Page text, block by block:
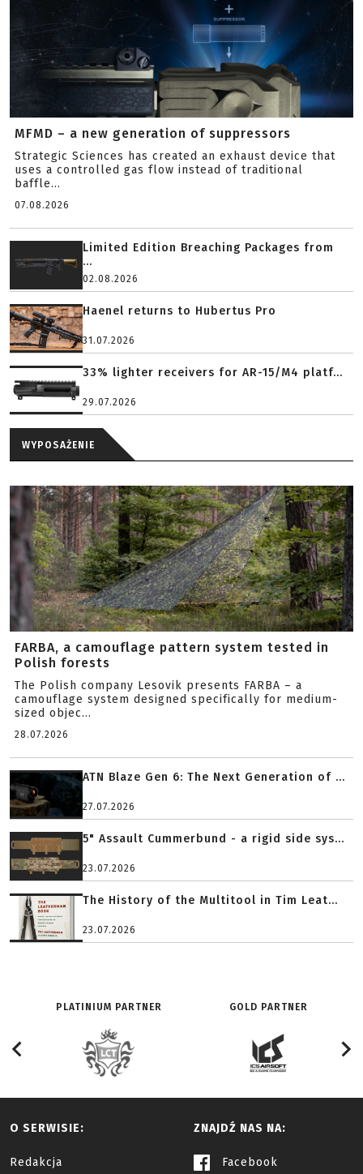
MFMD – a new generation of suppressors
Strategic Sciences has created an exhaust device that
uses a controlled gas flow instead of traditional
baffle...
07.08.2026
Limited Edition Breaching Packages from
...
02.08.2026
Haenel returns to Hubertus Pro
31.07.2026
33% lighter receivers for AR-15/M4 platf...
29.07.2026
WYPOSAŻENIE
FARBA, a camouflage pattern system tested in
Polish forests
The Polish company Lesovik presents FARBA – a
camouflage system designed specifically for medium-
sized objec...
28.07.2026
ATN Blaze Gen 6: The Next Generation of ...
27.07.2026
5" Assault Cummerbund - a rigid side sys...
23.07.2026
The History of the Multitool in Tim Leat...
23.07.2026
PLATINIUM PARTNER GOLD PARTNER
O SERWISIE:
Redakcja
ZNAJDŹ NAS NA:
Facebook